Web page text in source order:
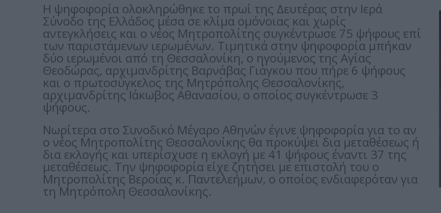
Η ψηφοφορία ολοκληρώθηκε το πρωί της Δευτέρας στην Ιερά
Σύνοδο της Ελλάδος μέσα σε κλίμα ομόνοιας και χωρίς
αντεγκλήσεις και ο νέος Μητροπολίτης συγκέντρωσε 75 ψήφους επί
των παριστάμενων ιερωμένων. Τιμητικά στην ψηφοφορία μπήκαν
δύο ιερωμένοι από τη Θεσσαλονίκη, ο ηγούμενος της Αγίας
Θεοδώρας, αρχιμανδρίτης Βαρνάβας Γιάγκου που πήρε 6 ψήφους
και ο πρωτοσύγκελος της Μητρόπολης Θεσσαλονίκης,
αρχιμανδρίτης Ιάκωβος Αθανασίου, ο οποίος συγκέντρωσε 3
ψήφους.
Νωρίτερα στο Συνοδικό Μέγαρο Αθηνών έγινε ψηφοφορία για το αν
ο νέος Μητροπολίτης Θεσσαλονίκης θα προκύψει δια μεταθέσεως ή
δια εκλογής και υπερίσχυσε η εκλογή με 41 ψήφους έναντι 37 της
μεταθέσεως. Την ψηφοφορία είχε ζητήσει με επιστολή του ο
Μητροπολίτης Βεροίας κ. Παντελεήμων, ο οποίος ενδιαφερόταν για
τη Μητρόπολη Θεσσαλονίκης.